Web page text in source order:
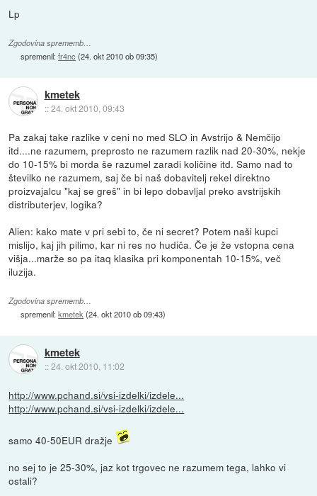
Lp
Zgodovina sprememb…
spremenil:fr4nc (24. okt 2010 ob 09:35)
kmetek
::24. okt 2010, 09:43
Pa zakaj take razlike v ceni no med SLO in Avstrijo & Nemčijo
itd....ne razumem, preprosto ne razumem razlik nad 20-30%, nekje
do 10-15% bi morda še razumel zaradi količine itd. Samo nad to
številko ne razumem, saj če bi naš dobavitelj rekel direktno
proizvajalcu "kaj se greš" in bi lepo dobavljal preko avstrijskih
distributerjev, logika?
Alien: kako mate v pri sebi to, če ni secret? Potem naši kupci
mislijo, kaj jih pilimo, kar ni res no hudiča. Če je že vstopna cena
višja...marže so pa itaq klasika pri komponentah 10-15%, več
iluzija.
Zgodovina sprememb…
spremenil:kmetek (24. okt 2010 ob 09:43)
kmetek
::24. okt 2010, 11:02
http://www.pchand.si/vsi-izdelki/izdele...
http://www.pchand.si/vsi-izdelki/izdele...
samo 40-50EUR dražje
no sej to je 25-30%, jaz kot trgovec ne razumem tega, lahko vi
ostali?